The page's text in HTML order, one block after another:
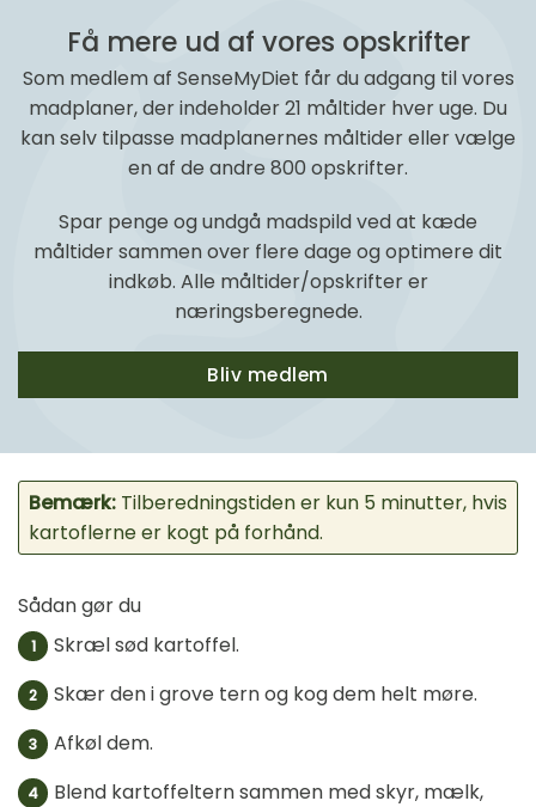
Få mere ud af vores opskrifter
Som medlem af SenseMyDiet får du adgang til vores
madplaner, der indeholder 21 måltider hver uge. Du
kan selv tilpasse madplanernes måltider eller vælge
en af de andre 800 opskrifter.
Spar penge og undgå madspild ved at kæde
måltider sammen over flere dage og optimere dit
indkøb. Alle måltider/opskrifter er
næringsberegnede.
Bliv medlem
Bemærk: Tilberedningstiden er kun 5 minutter, hvis
kartoflerne er kogt på forhånd.
Sådan gør du
1 Skræl sød kartoffel.
2 Skær den i grove tern og kog dem helt møre.
3 Afkøl dem.
4
Blend kartoffeltern sammen med skyr, mælk,